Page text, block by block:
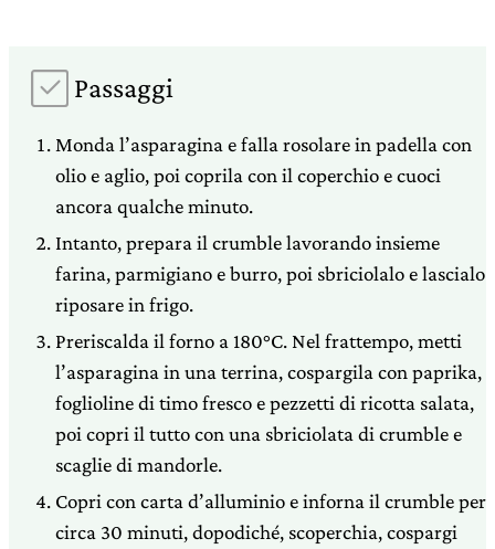
Passaggi
Monda l’asparagina e falla rosolare in padella con
olio e aglio, poi coprila con il coperchio e cuoci
ancora qualche minuto.
Intanto, prepara il crumble lavorando insieme
farina, parmigiano e burro, poi sbriciolalo e lascialo
riposare in frigo.
Preriscalda il forno a 180°C. Nel frattempo, metti
l’asparagina in una terrina, cospargila con paprika,
foglioline di timo fresco e pezzetti di ricotta salata,
poi copri il tutto con una sbriciolata di crumble e
scaglie di mandorle.
Copri con carta d’alluminio e inforna il crumble per
circa 30 minuti, dopodiché, scoperchia, cospargi